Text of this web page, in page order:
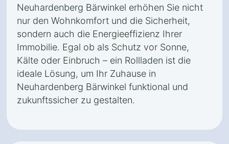
Neuhardenberg Bärwinkel erhöhen Sie nicht
nur den Wohnkomfort und die Sicherheit,
sondern auch die Energieeffizienz Ihrer
Immobilie. Egal ob als Schutz vor Sonne,
Kälte oder Einbruch – ein Rollladen ist die
ideale Lösung, um Ihr Zuhause in
Neuhardenberg Bärwinkel funktional und
zukunftssicher zu gestalten.